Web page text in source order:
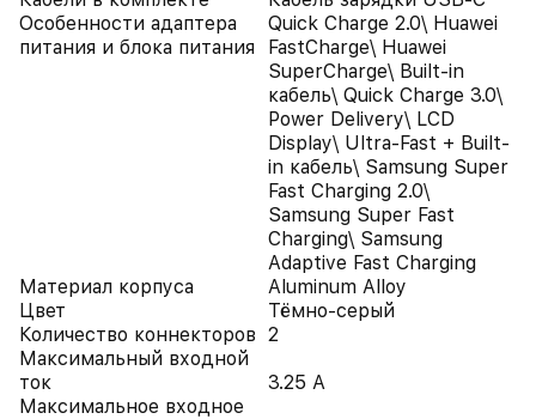
Особенности адаптера
питания и блока питания
Quick Charge 2.0\ Huawei
FastCharge\ Huawei
SuperCharge\ Built-in
кабель\ Quick Charge 3.0\
Power Delivery\ LCD
Display\ Ultra-Fast + Built-
in кабель\ Samsung Super
Fast Charging 2.0\
Samsung Super Fast
Charging\ Samsung
Adaptive Fast Charging
Материал корпуса
Aluminum Alloy
Цвет
Тёмно-серый
Количество коннекторов 2
Максимальный входной
ток
3.25 А
Максимальное входное